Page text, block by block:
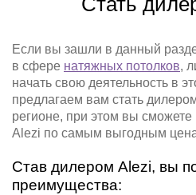
Если вы зашли в данный
в сфере натяжных потолков,
начать свою деятельность в
предлагаем вам стать
регионе, при этом вы сможете
Alezi по самым выгодным
Став дилером Alezi, вы
преимущества: